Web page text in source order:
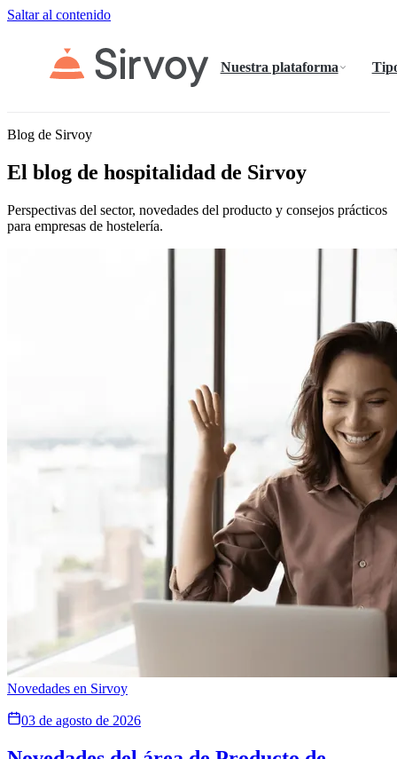
Saltar al contenido
Nuestra plataforma
Blog de Sirvoy
El blog de hospitalidad de Sirvoy
Perspectivas del sector, novedades del producto y consejos prácticos
para empresas de hostelería.
Novedades en Sirvoy
03 de agosto de 2026